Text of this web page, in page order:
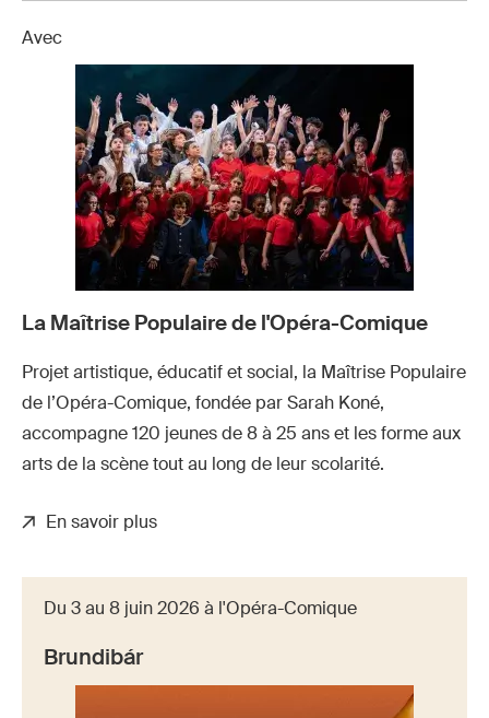
Avec
La Maîtrise Populaire de l'Opéra-Comique
Projet artistique, éducatif et social, la Maîtrise Populaire
de l’Opéra-Comique, fondée par Sarah Koné,
accompagne 120 jeunes de 8 à 25 ans et les forme aux
arts de la scène tout au long de leur scolarité.
En savoir plus
Du 3 au 8 juin 2026 à l'Opéra-Comique
Brundibár